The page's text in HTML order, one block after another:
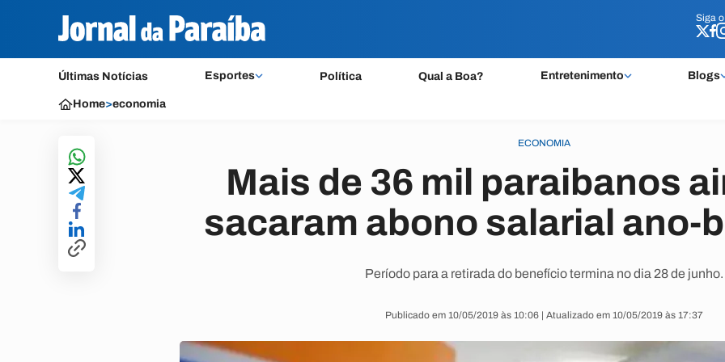
Siga o
Últimas Notícias Esportes Política Qual a Boa? Entretenimento Blogs
Siga o
Home>economia
ECONOMIA
Mais de 36 mil paraibanos
sacaram abono salarial ano-
Período para a retirada do benefício termina no dia 28 de junho.
Publicado em 10/05/2019 às 10:06 | Atualizado em 10/05/2019 às 17:37